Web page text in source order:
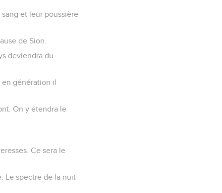
et leur poussière
de Sion.
deviendra du
génération il
On y étendra le
Ce sera le
Le spectre de la nuit